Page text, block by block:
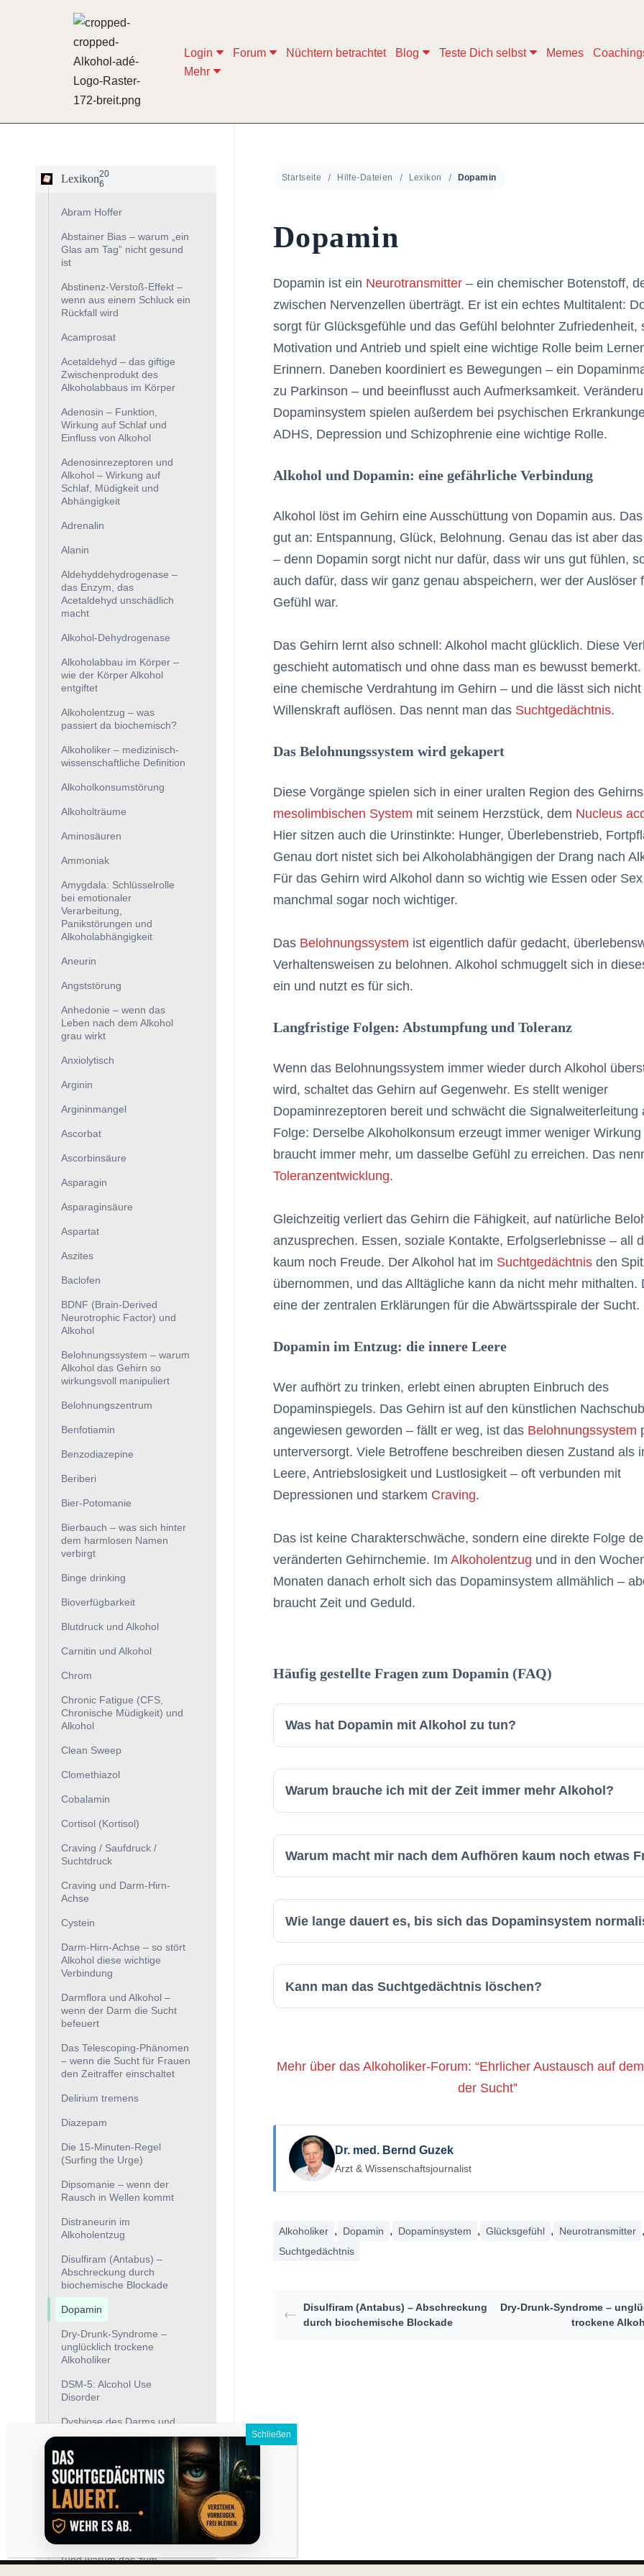
Login Forum Nüchtern betrachtet Blog Teste Dich selbst Memes
Mehr
Lexikon20
6
Abram Hoffer
Abstainer Bias – warum „ein
Glas am Tag” nicht gesund
ist
Abstinenz-Verstoß-Effekt –
wenn aus einem Schluck ein
Rückfall wird
Acamprosat
Acetaldehyd – das giftige
Zwischenprodukt des
Alkoholabbaus im Körper
Adenosin – Funktion,
Wirkung auf Schlaf und
Einfluss von Alkohol
Adenosinrezeptoren und
Alkohol – Wirkung auf
Schlaf, Müdigkeit und
Abhängigkeit
Adrenalin
Alanin
Aldehyddehydrogenase –
das Enzym, das
Acetaldehyd unschädlich
macht
Alkohol-Dehydrogenase
Alkoholabbau im Körper –
wie der Körper Alkohol
entgiftet
Alkoholentzug – was
passiert da biochemisch?
Alkoholiker – medizinisch-
wissenschaftliche Definition
Alkoholkonsumstörung
Alkoholträume
Aminosäuren
Ammoniak
Amygdala: Schlüsselrolle
bei emotionaler
Verarbeitung,
Panikstörungen und
Alkoholabhängigkeit
Aneurin
Angststörung
Anhedonie – wenn das
Leben nach dem Alkohol
grau wirkt
Anxiolytisch
Arginin
Argininmangel
Ascorbat
Ascorbinsäure
Asparagin
Asparaginsäure
Aspartat
Aszites
Baclofen
BDNF (Brain-Derived
Neurotrophic Factor) und
Alkohol
Belohnungssystem – warum
Alkohol das Gehirn so
wirkungsvoll manipuliert
Belohnungszentrum
Benfotiamin
Benzodiazepine
Beriberi
Bier-Potomanie
Bierbauch – was sich hinter
dem harmlosen Namen
verbirgt
Binge drinking
Bioverfügbarkeit
Blutdruck und Alkohol
Carnitin und Alkohol
Chrom
Chronic Fatigue (CFS,
Chronische Müdigkeit) und
Alkohol
Clean Sweep
Clomethiazol
Cobalamin
Cortisol (Kortisol)
Craving / Saufdruck /
Suchtdruck
Craving und Darm-Hirn-
Achse
Cystein
Darm-Hirn-Achse – so stört
Alkohol diese wichtige
Verbindung
Darmflora und Alkohol –
wenn der Darm die Sucht
befeuert
Das Telescoping-Phänomen
– wenn die Sucht für Frauen
den Zeitraffer einschaltet
Delirium tremens
Diazepam
Die 15-Minuten-Regel
(Surfing the Urge)
Dipsomanie – wenn der
Rausch in Wellen kommt
Distraneurin im
Alkoholentzug
Disulfiram (Antabus) –
Abschreckung durch
biochemische Blockade
Dopamin
Dry-Drunk-Syndrome –
unglücklich trockene
Alkoholiker
DSM-5: Alcohol Use
Disorder
Dysbiose des Darms und
Alkohol
Elektrolyte
Elektrolytstörungen bei
Leberzirrhose
Endorphine und
Alkoholkrankheit – warum
Alkohol sich so gut anfühlt
(und warum das zum
Startseite Hilfe-Dateien Lexikon Dopamin
Dopamin
Dopamin ist ein Neurotransmitter– ein chemischer Botenstoff,
zwischen Nervenzellen überträgt. Er ist ein echtes Multitalent:
sorgt für Glücksgefühle und das Gefühl belohnter Zufriedenheit,
Motivation und Antrieb und spielt eine wichtige Rolle beim
Erinnern. Daneben koordiniert es Bewegungen – ein
zu Parkinson – und beeinflusst auch Aufmerksamkeit.
Dopaminsystem spielen außerdem bei psychischen
ADHS, Depression und Schizophrenie eine wichtige Rolle.
Alkohol und Dopamin: eine gefährliche Verbindung
Alkohol löst im Gehirn eine Ausschüttung von Dopamin aus.
gut an: Entspannung, Glück, Belohnung. Genau das ist aber
– denn Dopamin sorgt nicht nur dafür, dass wir uns gut fühlen,
auch dafür, dass wir ganz genau abspeichern, wer der Auslöser
Gefühl war.
Das Gehirn lernt also schnell: Alkohol macht glücklich. Diese
geschieht automatisch und ohne dass man es bewusst
eine chemische Verdrahtung im Gehirn – und die lässt sich nicht
Willenskraft auflösen. Das nennt man das Suchtgedächtnis.
Das Belohnungssystem wird gekapert
Diese Vorgänge spielen sich in einer uralten Region des
mesolimbischen System mit seinem Herzstück, dem Nucleus
Hier sitzen auch die Urinstinkte: Hunger, Überlebenstrieb,
Genau dort nistet sich bei Alkoholabhängigen der Drang nach
Für das Gehirn wird Alkohol dann so wichtig wie Essen oder
manchmal sogar noch wichtiger.
Das Belohnungssystem ist eigentlich dafür gedacht,
Verhaltensweisen zu belohnen. Alkohol schmuggelt sich in
ein und nutzt es für sich.
Langfristige Folgen: Abstumpfung und Toleranz
Wenn das Belohnungssystem immer wieder durch Alkohol
wird, schaltet das Gehirn auf Gegenwehr. Es stellt weniger
Dopaminrezeptoren bereit und schwächt die Signalweiterleitung
Folge: Derselbe Alkoholkonsum erzeugt immer weniger Wirkung
braucht immer mehr, um dasselbe Gefühl zu erreichen. Das
Toleranzentwicklung.
Gleichzeitig verliert das Gehirn die Fähigkeit, auf natürliche
anzusprechen. Essen, soziale Kontakte, Erfolgserlebnisse – all
kaum noch Freude. Der Alkohol hat im Suchtgedächtnisden
übernommen, und das Alltägliche kann da nicht mehr mithalten.
eine der zentralen Erklärungen für die Abwärtsspirale der Sucht.
Dopamin im Entzug: die innere Leere
Wer aufhört zu trinken, erlebt einen abrupten Einbruch des
Dopaminspiegels. Das Gehirn ist auf den künstlichen Nachschub
angewiesen geworden – fällt er weg, ist das Belohnungssystem
unterversorgt. Viele Betroffene beschreiben diesen Zustand als
Leere, Antriebslosigkeit und Lustlosigkeit – oft verbunden mit
Depressionen und starkem Craving.
Das ist keine Charakterschwäche, sondern eine direkte Folge
veränderten Gehirnchemie. Im Alkoholentzug und in den
Monaten danach erholt sich das Dopaminsystem allmählich –
braucht Zeit und Geduld.
Häufig gestellte Fragen zum Dopamin (FAQ)
Was hat Dopamin mit Alkohol zu tun?
Warum brauche ich mit der Zeit immer mehr Alkohol?
Warum macht mir nach dem Aufhören kaum noch etwas
Wie lange dauert es, bis sich das Dopaminsystem
Kann man das Suchtgedächtnis löschen?
Mehr über das Alkoholiker-Forum: “Ehrlicher Austausch auf
der Sucht”
Dr. med. Bernd Guzek
Arzt & Wissenschaftsjournalist
Alkoholiker , Dopamin , Dopaminsystem , Glücksgefühl , Neurotransmitter ,
Suchtgedächtnis
Disulfiram (Antabus) – Abschreckung
durch biochemische Blockade
Dry-Drunk-Syndrome –
trockene